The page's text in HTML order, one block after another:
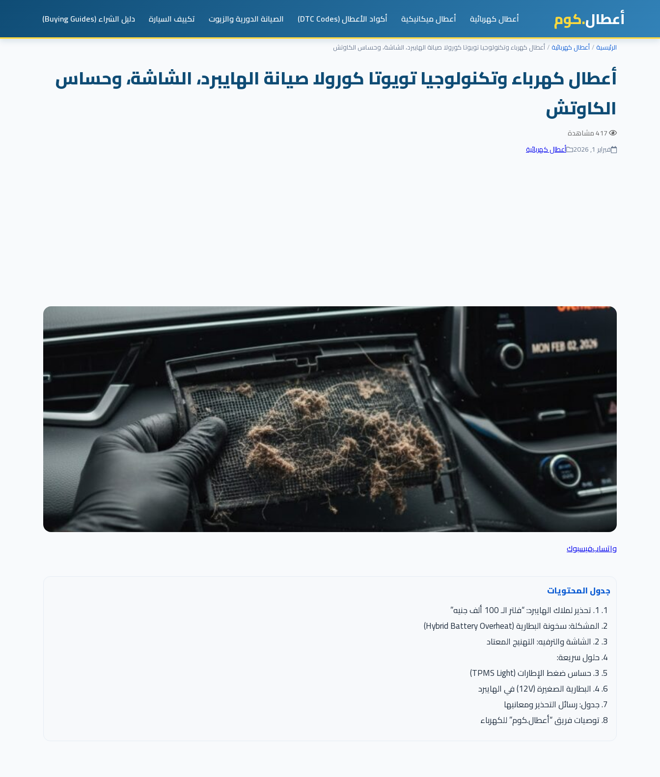
أعطال.كوم أعطال كهربائية أعطال ميكانيكية أكواد الأعطال (DTC Codes) الصيانة الدورية والزيوت تكييف السيارة دليل الشراء (Buying Guides)
الرئيسية أعطال كهربائية أعطال كهرباء وتكنولوجيا تويوتا كورولا صيانة الهايبرد، الشاشة، وحساس الكاوتش
أعطال كهرباء وتكنولوجيا تويوتا كورولا صيانة الهايبرد، الشاشة، وحساس
الكاوتش
فبراير 1, 2026 أعطال كهربائية
واتسابفيسبوك
جدول المحتويات
1. تحذير لملاك الهايبرد: “فلتر الـ 100 ألف جنيه”
المشكلة: سخونة البطارية (Hybrid Battery Overheat)
2. الشاشة والترفيه: التهنيج المعتاد
حلول سريعة:
3. حساس ضغط الإطارات (TPMS Light)
4. البطارية الصغيرة (12V) في الهايبرد
جدول: رسائل التحذير ومعانيها
توصيات فريق “أعطال.كوم” للكهرباء